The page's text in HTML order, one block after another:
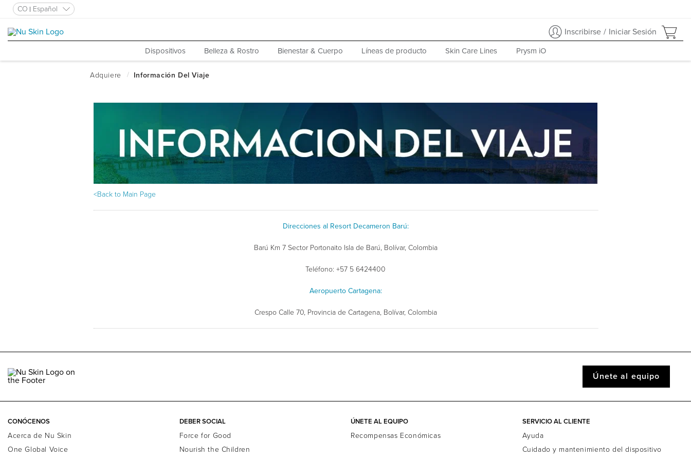
CO Español
Inscribirse / Iniciar Sesión
Dispositivos Belleza & Rostro Bienestar & Cuerpo Líneas de producto Skin Care Lines Prysm iO
<Back to Main Page
Direcciones al Resort Decameron Barú:
Barú Km 7 Sector Portonaito Isla de Barú, Bolívar, Colombia
Teléfono: +57 5 6424400
Aeropuerto Cartagena:
Crespo Calle 70, Provincia de Cartagena, Bolívar, Colombia
Únete al equipo
CONÓCENOS
Acerca de Nu Skin
One Global Voice
DEBER SOCIAL
Force for Good
Nourish the Children
ÚNETE AL EQUIPO
Recompensas Económicas
SERVICIO AL CLIENTE
Ayuda
Cuidado y mantenimiento del dispositivo